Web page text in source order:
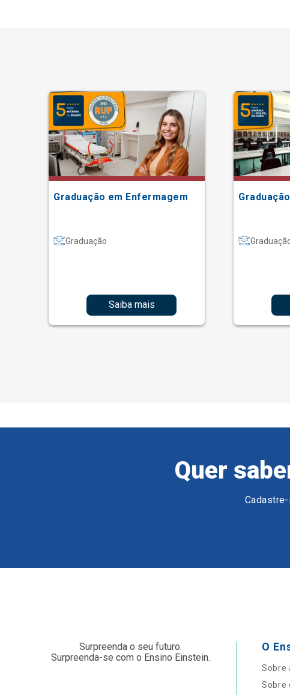
Graduação em Enfermagem
Graduação
Saiba mais
Quer
Surpreenda o seu futuro.
Surpreenda-se com o Ensino Einstein.
O
Sobre
Sobre